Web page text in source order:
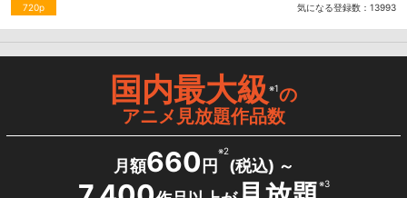
720p 気になる登録数： 13993
国内最大級※1の
アニメ見放題作品数
月額660 円
※2
(税込) ～
※3